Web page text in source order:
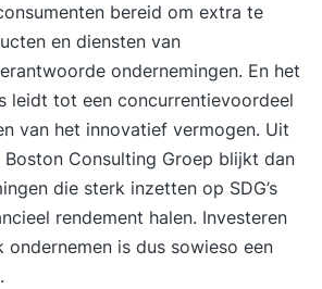
bereid om extra te
en diensten van
ondernemingen. En het
leidt tot een concurrentievoordeel
van het innovatief vermogen. Uit
Consulting Groep blijkt dan
die sterk inzetten op SDG’s
rendement halen. Investeren
ondernemen is dus sowieso een